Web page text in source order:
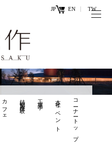
JP EN TW
コーナートップ
本社イベント
工場見学
鋳物製作体験
カフェ